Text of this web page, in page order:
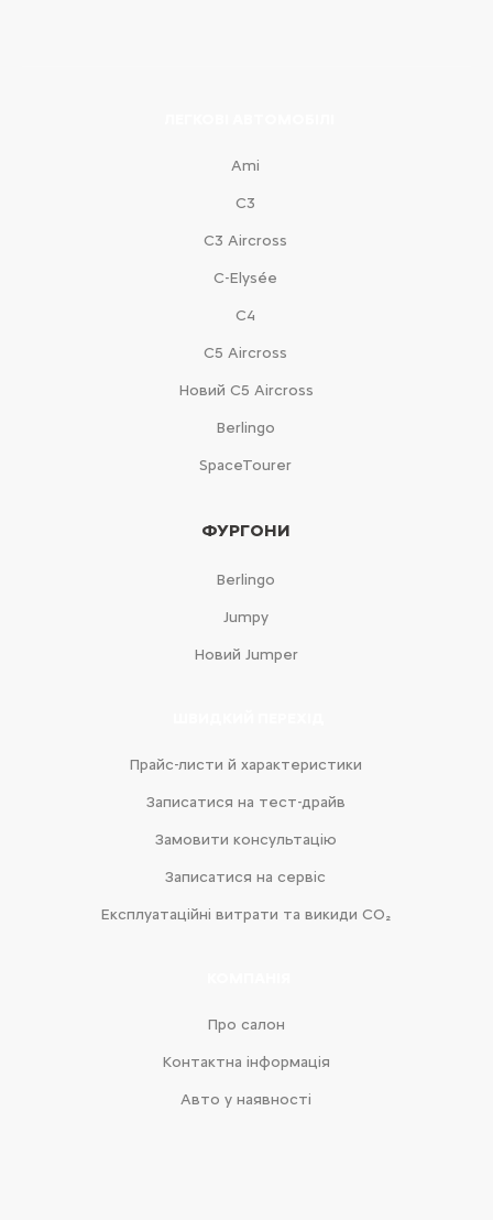
Ami
С3
С3 Aircross
C-Elysée
С4
С5 Aircross
Новий С5 Aircross
Berlingo
SpaceTourer
ФУРГОНИ
Berlingo
Jumpy
Новий Jumper
Прайс-листи й характеристики
Записатися на тест-драйв
Замовити консультацію
Записатися на сервіс
Експлуатаційні витрати та викиди CO₂
Про салон
Контактна інформація
Авто у наявності